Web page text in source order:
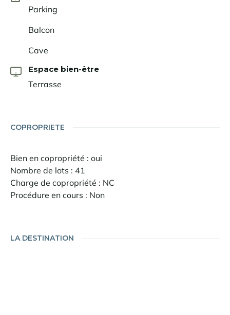
Parking
Balcon
Cave
Espace bien-être
Terrasse
COPROPRIETE
Bien en copropriété : oui
Nombre de lots : 41
Charge de copropriété : NC
Procédure en cours : Non
LA DESTINATION